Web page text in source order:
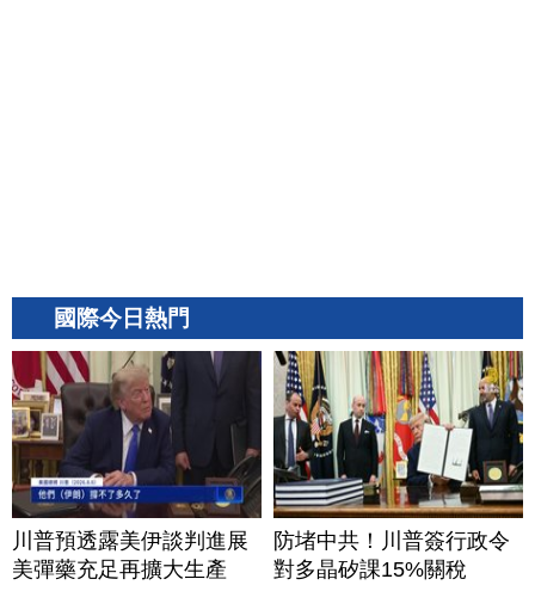
國際今日熱門
川普預透露美伊談判進展
美彈藥充足再擴大生產
防堵中共！川普簽行政令
對多晶矽課15%關稅